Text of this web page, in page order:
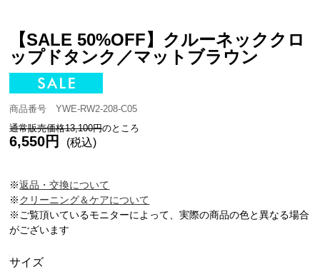
【SALE 50%OFF】クルーネッククロ
ップドタンク／マットブラウン
商品番号 YWE-RW2-208-C05
通常販売価格13,100円のところ
6,550円 (税込)
※返品・交換について
※クリーニング＆ケアについて
※ご覧頂いているモニターによって、実際の商品の色と異なる場合
がございます
サイズ